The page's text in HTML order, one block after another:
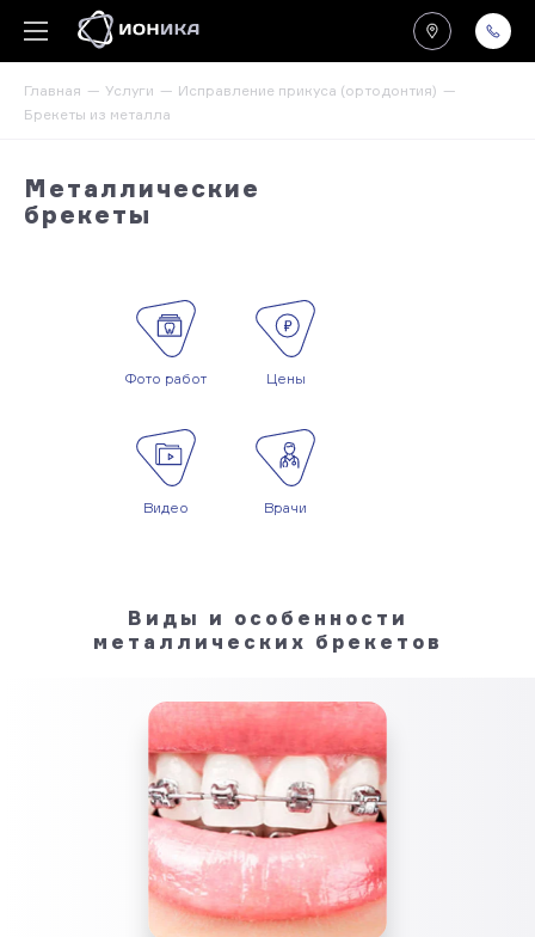
Главная Услуги
Исправление прикуса (ортодонтия)
Брекеты из металла
Металлические
брекеты
Фото работ Цены
Видео Врачи
Виды и особенности
металлических брекетов